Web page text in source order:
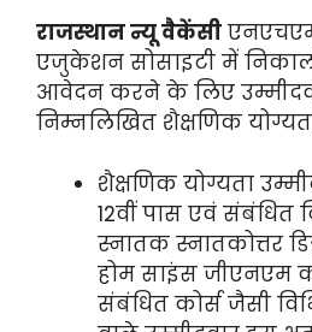
राजस्थान न्यू वैकेंसी
एजुकेशन सोसाइटी में
आवेदन करने के लिए
निम्नलिखित शैक्षणिक
शैक्षणिक योग्यता
12वीं पास एवं संबंधित
स्नातक स्नातकोत्तर
होम साइंस जीएनएम
संबंधित कोर्स जैसी